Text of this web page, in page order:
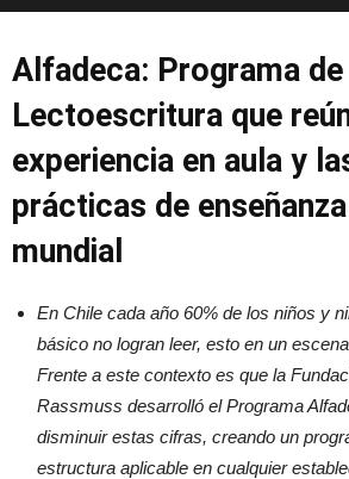
Alfadeca: Programa de
Lectoescritura que
experiencia en aula y
prácticas de enseñanza
mundial
En Chile cada año 60% de los niños y
básico no logran leer, esto en un
Frente a este contexto es que la
Rassmuss desarrolló el Programa
disminuir estas cifras, creando un
estructura aplicable en cualquier